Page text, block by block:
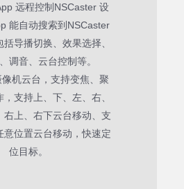
远程控制NSCaster 设
能自动搜索到NSCaster
导播切换、效果选择、
调音、云台控制等。
机云台，支持变焦、聚
支持上、下、左、右、
右上、右下云台移动、支
意位置云台移动，快速定
位目标。